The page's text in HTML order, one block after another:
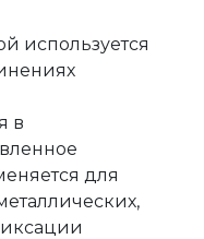
используется
в
для